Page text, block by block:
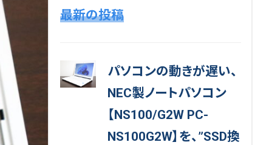
最新の投稿
パソコンの動きが遅い、
NEC製ノートパソコン
【NS100/G2W PC-
NS100G2W】を、”SSD換